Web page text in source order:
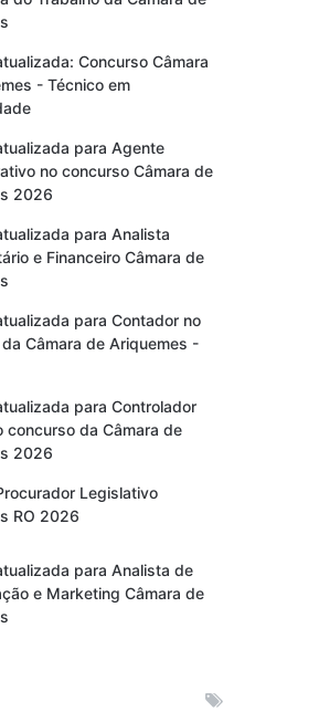
Concurso Câmara
- Técnico em
para Agente
no concurso Câmara de
2026
para Analista
e Financeiro Câmara de
para Contador no
Câmara de Ariquemes -
para Controlador
concurso da Câmara de
2026
Legislativo
RO 2026
para Analista de
e Marketing Câmara de